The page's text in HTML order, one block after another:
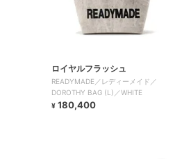
ロイヤルフラッシュ
READYMADE／レディーメイド／
DOROTHY BAG (L)／WHITE
¥ 180,400